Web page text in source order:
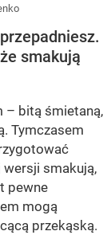
smakują
– bitą śmietaną,
Tymczasem
wersji smakują,
pewne
mogą
przekąską.